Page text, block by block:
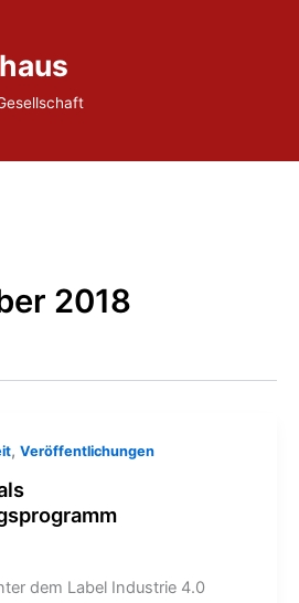
2018
, Veröffentlichungen
dem Label Industrie 4.0